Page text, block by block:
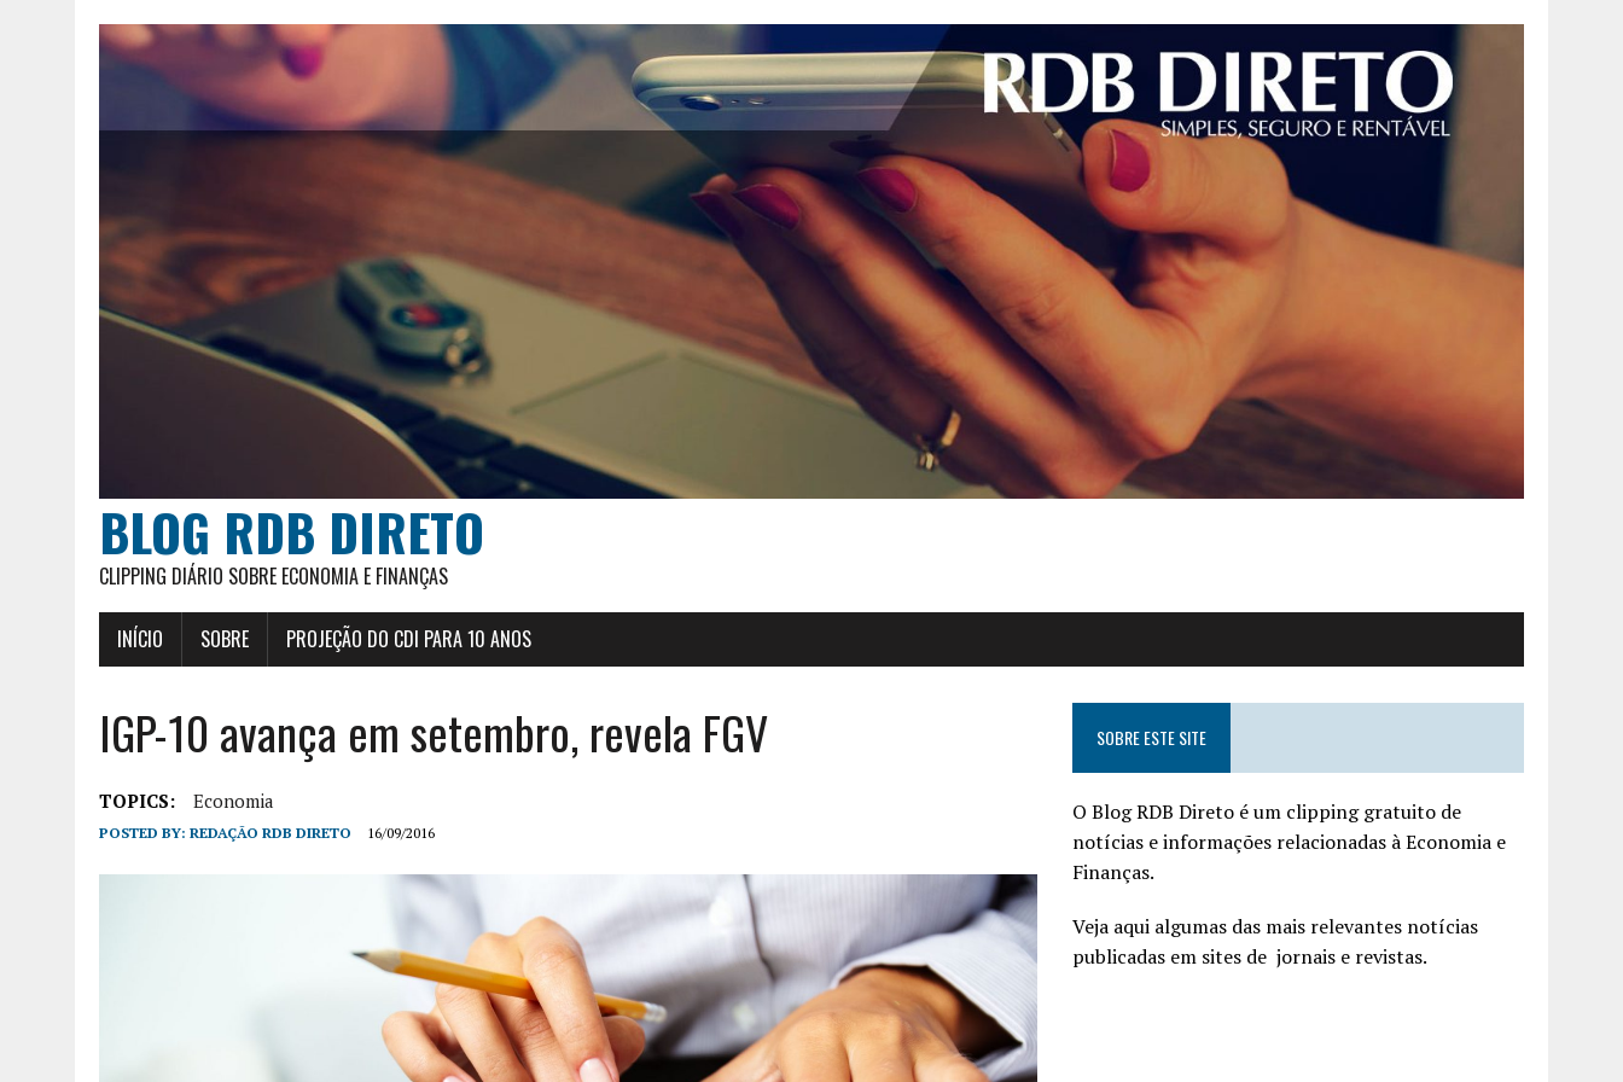
BLOG RDB DIRETO
CLIPPING DIÁRIO SOBRE ECONOMIA E FINANÇAS
INÍCIO SOBRE PROJEÇÃO DO CDI PARA 10 ANOS
IGP-10 avança em setembro, revela FGV
TOPICS: Economia
POSTED BY: REDAÇÃO RDB DIRETO 16/09/2016
SOBRE ESTE SITE
O Blog RDB Direto é um clipping gratuito de
notícias e informações relacionadas à Economia e
Finanças.
Veja aqui algumas das mais relevantes notícias
publicadas em sites de jornais e revistas.